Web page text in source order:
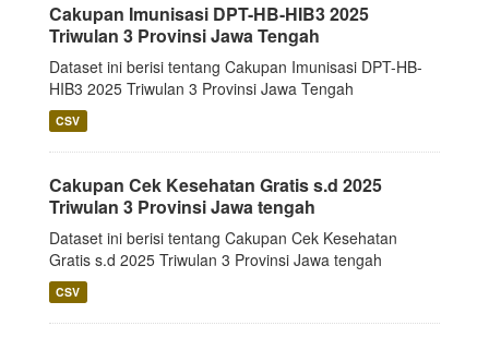
Cakupan Imunisasi DPT-HB-HIB3 2025
Triwulan 3 Provinsi Jawa Tengah
Dataset ini berisi tentang Cakupan Imunisasi DPT-HB-
HIB3 2025 Triwulan 3 Provinsi Jawa Tengah
CSV
Cakupan Cek Kesehatan Gratis s.d 2025
Triwulan 3 Provinsi Jawa tengah
Dataset ini berisi tentang Cakupan Cek Kesehatan
Gratis s.d 2025 Triwulan 3 Provinsi Jawa tengah
CSV